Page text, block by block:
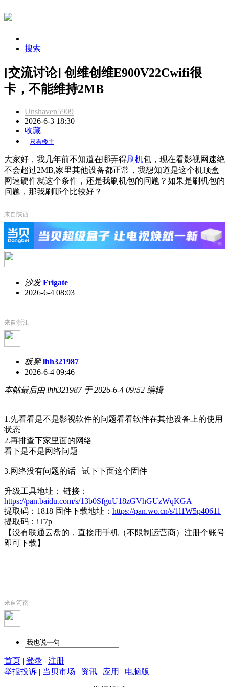
搜索
[交流讨论] 创维创维E900V22Cwifi很
卡，不能维持2MB
Unshaven5909
2026-6-3 18:30
收藏
只看楼主
大家好，我几年前不知道在哪弄得刷机包，现在看影视网速绝
不会超过2MB,家里其他设备都正常，我想知道是这个机顶盒
网速硬件就这个条件，还是我刷机包的问题？如果是刷机包的
问题，那我刷哪个比较好？
来自陕西
沙发 Frigate
2026-6-4 08:03
来自浙江
板凳 lhh321987
2026-6-4 09:46
本帖最后由 lhh321987 于 2026-6-4 09:52 编辑
1.先看看是不是影视软件的问题看看软件在其他设备上的使用
状态
2.再排查下家里面的网络
看下是不是网络问题
3.网络没有问题的话 试下下面这个固件
升级工具地址： 链接：
https://pan.baidu.com/s/13b0SfguU18zGVhGUzWqKGA
提取码：1818 固件下载地址： https://pan.wo.cn/s/1l1W5p40611
提取码：iT7p
【没有联通云盘的，直接用手机（不限制运营商）注册个账号
即可下载】
来自河南
首页 | 登录 | 注册
举报投诉 | 当贝市场 | 资讯 | 应用 | 电脑版